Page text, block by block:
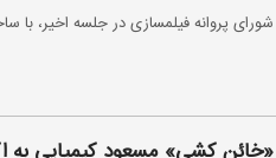
شورای پروانه فیلمسازی در جلسه اخیر، با ساخت 4 فیلم‌ سینمایی